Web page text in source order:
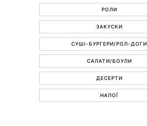
РОЛИ
ЗАКУСКИ
СУШІ-БУРГЕРИ/РОЛ-ДОГИ
САЛАТИ/БОУЛИ
ДЕСЕРТИ
НАПОЇ